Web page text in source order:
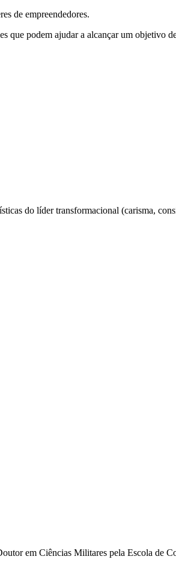
de empreendedores.
que podem ajudar a alcançar um objetivo
do líder transformacional (carisma,
em Ciências Militares pela Escola de